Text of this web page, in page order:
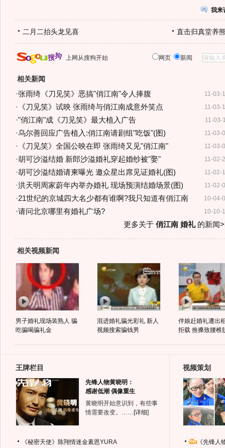
我来
二月二抬头龙见喜 直击归真堂养
上网从搜狗开始 网页 新闻
相关新闻
11-03-
·张雨绮《刀见笑》恶搞"俏江南"令人捧腹
11-03-
· 《刀见笑》试映 张雨绮与俏江南成意外笑点
11-03-
·"俏江南"成《刀见笑》最大植入广告
11-03-
·乌尔善回应广告植入:俏江南请剧组"吃饭"(图)
11-03-
· 《刀见笑》全国公映在即 张雨绮又见"俏江南"
11-02-
·胡可沙溢结婚 新郎沙溢婚礼穿起婚纱被"娶"
11-02-
·胡可沙溢结婚请柬曝光 邀众星出席见证婚礼(图)
11-02-
·洪天明周家蔚年内举办婚礼 现场预演结婚场景(图)
10-04-
·21世纪的京城四大名少都有谁啊?我只知道有俏江南
10-10-
·请问北京哪里有婚礼广场?
更多关于 俏江南 婚礼的新闻
相关视频新闻
男子婚礼现场装熟人 骗
吃骗喝骗礼金
混进婚礼骗光彩礼 新人
视频搜索骗钱男
伴娘赶婚礼遭出
拒载 推搡致腰椎
王牌栏目
先锋人物黄晓明：
感谢低潮 偶像重生
黄晓明开始意识到，有些事
情需要改变。…… [详细]
《秘密天使》陈翔情迷金素恩YURA
视频策划
《先锋